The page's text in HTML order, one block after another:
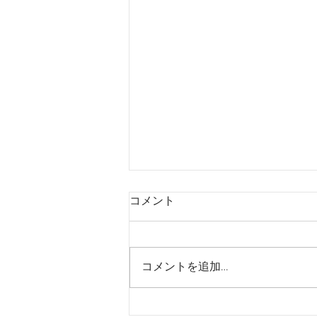
商品出荷に関して
現在月に1回の商品出荷となって
を個別に回答させていただきま
す。ご不便をおかけしますが、何
コメント
コメントを追加…